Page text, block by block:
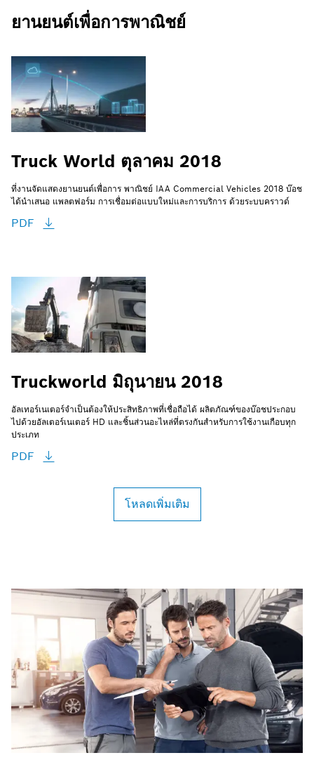
ยานยนต์เพื่อการพาณิชย์
Truck World ตุลาคม 2018
ที่งานจัดแสดงยานยนต์เพื่อการ พาณิชย์ IAA Commercial Vehicles 2018 บ๊อช
ได้นำเสนอ แพลตฟอร์ม การเชื่อมต่อแบบใหม่และการบริการ ด้วยระบบคราวด์
PDF
Truckworld มิถุนายน 2018
อัลเทอร์เนเตอร์จำเป็นต้องให้ประสิทธิภาพที่เชื่อถือได้ ผลิตภัณฑ์ของบ๊อชประกอบ
ไปด้วยอัลเตอร์เนเตอร์ HD และชิ้นส่วนอะไหล่ที่ตรงกันสำหรับการใช้งานเกือบทุก
ประเภท
PDF
โหลดเพิ่มเติม